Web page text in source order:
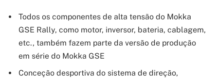
Todos os componentes de alta tensão do Mokka
GSE Rally, como motor, inversor, bateria, cablagem,
etc., também fazem parte da versão de produção
em série do Mokka GSE
Conceção desportiva do sistema de direção,